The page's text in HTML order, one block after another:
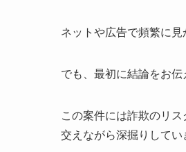
ネットや広告で頻繁に見
でも、最初に結論をお伝
この案件には詐欺のリ
交えながら深掘りしてい